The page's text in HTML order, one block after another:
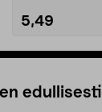
5,49
edullisesti